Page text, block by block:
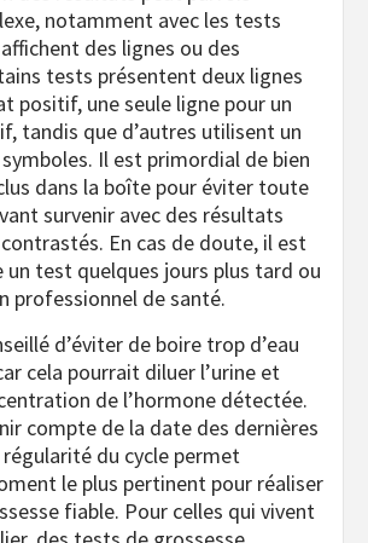
notamment avec les tests
des lignes ou des
tests présentent deux lignes
positif, une seule ligne pour un
tandis que d’autres utilisent un
Il est primordial de bien
dans la boîte pour éviter toute
survenir avec des résultats
En cas de doute, il est
test quelques jours plus tard ou
professionnel de santé.
d’éviter de boire trop d’eau
cela pourrait diluer l’urine et
de l’hormone détectée.
compte de la date des dernières
du cycle permet
le plus pertinent pour réaliser
fiable. Pour celles qui vivent